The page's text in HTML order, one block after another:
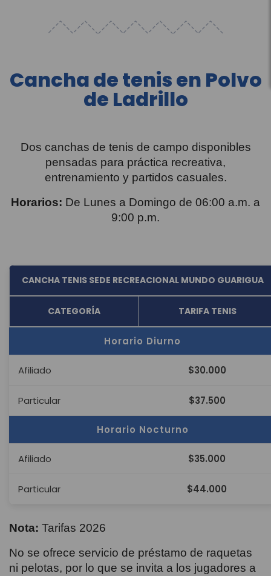
Cancha de tenis en Polvo
de Ladrillo
Dos canchas de tenis de campo disponibles
pensadas para práctica recreativa,
entrenamiento y partidos casuales.
Horarios: De Lunes a Domingo de 06:00 a.m. a
9:00 p.m.
CANCHA TENIS SEDE RECREACIONAL MUNDO GUARIGUA
CATEGORÍA TARIFA TENIS
Horario Diurno
Afiliado $30.000
Particular $37.500
Horario Nocturno
Afiliado $35.000
Particular $44.000
Nota: Tarifas 2026
No se ofrece servicio de préstamo de raquetas
ni pelotas, por lo que se invita a los jugadores a